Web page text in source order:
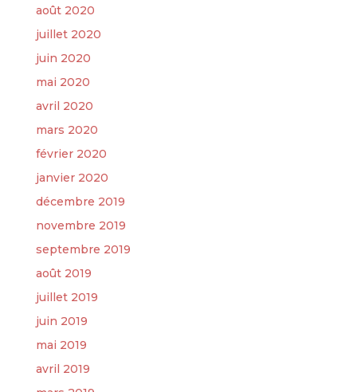
août 2020
juillet 2020
juin 2020
mai 2020
avril 2020
mars 2020
février 2020
janvier 2020
décembre 2019
novembre 2019
septembre 2019
août 2019
juillet 2019
juin 2019
mai 2019
avril 2019